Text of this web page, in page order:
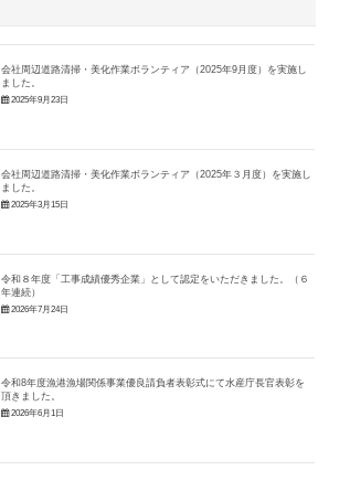
会社周辺道路清掃・美化作業ボランティア（2025年9月度）を実施し
ました。
2025年9月23日
会社周辺道路清掃・美化作業ボランティア（2025年３月度）を実施し
ました。
2025年3月15日
令和８年度「工事成績優秀企業」として認定をいただきました。（６
年連続）
2026年7月24日
令和8年度漁港漁場関係事業優良請負者表彰式にて水産庁長官表彰を
頂きました。
2026年6月1日